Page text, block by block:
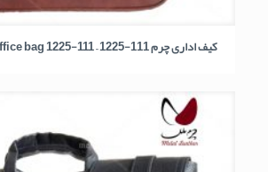
کیف اداری چرم 111-1225 – Leather office bag 1225-111